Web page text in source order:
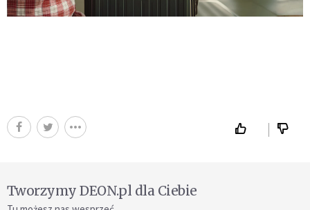
Tworzymy DEON.pl dla Ciebie